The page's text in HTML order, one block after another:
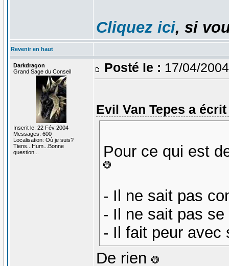
Cliquez ici, si
Revenir en haut
Darkdragon
Grand Sage du Conseil
Inscrit le: 22 Fév 2004
Messages: 600
Localisation: Où je suis?
Tiens...Hum...Bonne
question...
Posté le : 17/04/
Evil Van Tepes a
Pour ce qui est
- Il ne sait pas
- Il ne sait pas se
- Il fait peur avec
De rien